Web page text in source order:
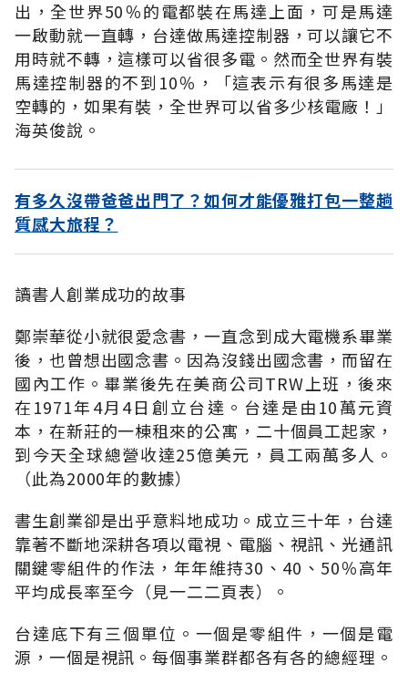
出，全世界50％的電都裝在馬達上面，可是馬達
一啟動就一直轉，台達做馬達控制器，可以讓它不
用時就不轉，這樣可以省很多電。然而全世界有裝
馬達控制器的不到10％，「這表示有很多馬達是
空轉的，如果有裝，全世界可以省多少核電廠！」
海英俊說。
有多久沒帶爸爸出門了？如何才能優雅打包一整趟
質感大旅程？
讀書人創業成功的故事
鄭崇華從小就很愛念書，一直念到成大電機系畢業
後，也曾想出國念書。因為沒錢出國念書，而留在
國內工作。畢業後先在美商公司TRW上班，後來
在1971年4月4日創立台達。台達是由10萬元資
本，在新莊的一棟租來的公寓，二十個員工起家，
到今天全球總營收達25億美元，員工兩萬多人。
（此為2000年的數據）
書生創業卻是出乎意料地成功。成立三十年，台達
靠著不斷地深耕各項以電視、電腦、視訊、光通訊
關鍵零組件的作法，年年維持30、40、50％高年
平均成長率至今（見一二二頁表）。
台達底下有三個單位。一個是零組件，一個是電
源，一個是視訊。每個事業群都各有各的總經理。